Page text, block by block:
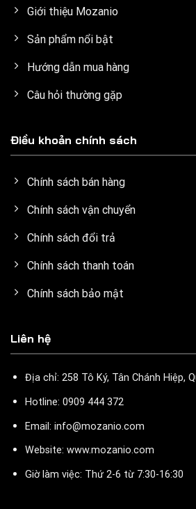
Giới thiệu Mozanio
Sản phẩm nổi bật
Hướng dẫn mua hàng
Câu hỏi thường gặp
Điều khoản chính sách
Chính sách bán hàng
Chính sách vận chuyển
Chính sách đổi trả
Chính sách thanh toán
Chính sách bảo mật
Liên hệ
Địa chỉ: 258 Tô Ký, Tân Chánh Hiệp,
Hotline: 0909 444 372
Email: info@mozanio.com
Website: www.mozanio.com
Giờ làm việc: Thứ 2-6 từ 7:30-16:30